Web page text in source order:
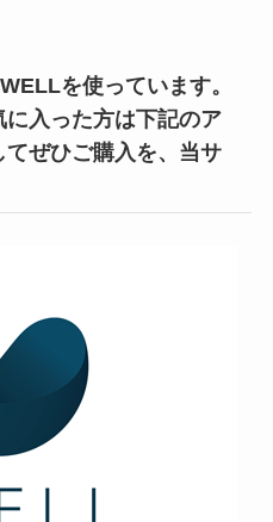
を使っています。
入った方は下記のア
ぜひご購入を、当サ